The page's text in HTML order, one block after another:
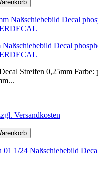
Decal
Streifen 0,25mm Farbe:
Versandkosten